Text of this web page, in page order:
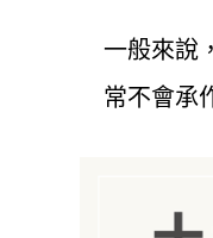
一般來說
常不會承